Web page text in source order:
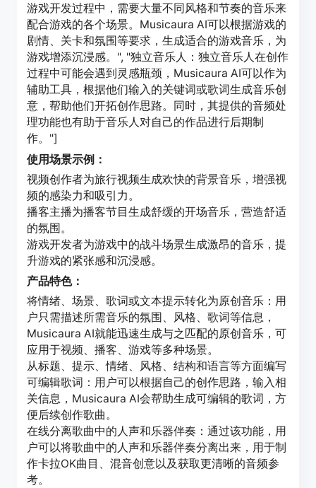
游戏开发过程中，需要大量不同风格和节奏的音乐来
配合游戏的各个场景。Musicaura AI可以根据游戏的
剧情、关卡和氛围等要求，生成适合的游戏音乐，为
游戏增添沉浸感。", "独立音乐人：独立音乐人在创作
过程中可能会遇到灵感瓶颈，Musicaura AI可以作为
辅助工具，根据他们输入的关键词或歌词生成音乐创
意，帮助他们开拓创作思路。同时，其提供的音频处
理功能也有助于音乐人对自己的作品进行后期制
作。"]
使用场景示例：
视频创作者为旅行视频生成欢快的背景音乐，增强视
频的感染力和吸引力。
播客主播为播客节目生成舒缓的开场音乐，营造舒适
的氛围。
游戏开发者为游戏中的战斗场景生成激昂的音乐，提
升游戏的紧张感和沉浸感。
产品特色：
将情绪、场景、歌词或文本提示转化为原创音乐：用
户只需描述所需音乐的氛围、风格、歌词等信息，
Musicaura AI就能迅速生成与之匹配的原创音乐，可
应用于视频、播客、游戏等多种场景。
从标题、提示、情绪、风格、结构和语言等方面编写
可编辑歌词：用户可以根据自己的创作思路，输入相
关信息，Musicaura AI会帮助生成可编辑的歌词，方
便后续创作歌曲。
在线分离歌曲中的人声和乐器伴奏：通过该功能，用
户可以将歌曲中的人声和乐器伴奏分离出来，用于制
作卡拉OK曲目、混音创意以及获取更清晰的音频参
考。